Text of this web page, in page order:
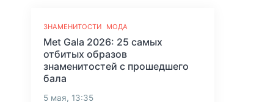
ЗНАМЕНИТОСТИ МОДА
Met Gala 2026: 25 самых
отбитых образов
знаменитостей с прошедшего
бала
5 мая, 13:35